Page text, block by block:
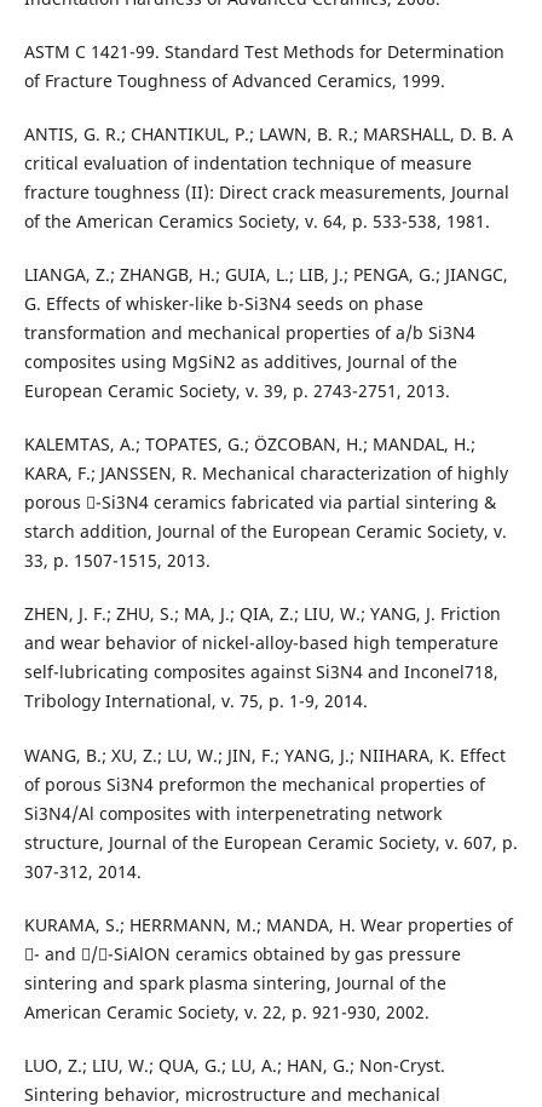
ASTM C 1421-99. Standard Test Methods for Determination
of Fracture Toughness of Advanced Ceramics, 1999.
ANTIS, G. R.; CHANTIKUL, P.; LAWN, B. R.; MARSHALL, D. B. A
critical evaluation of indentation technique of measure
fracture toughness (II): Direct crack measurements, Journal
of the American Ceramics Society, v. 64, p. 533-538, 1981.
LIANGA, Z.; ZHANGB, H.; GUIA, L.; LIB, J.; PENGA, G.; JIANGC,
G. Effects of whisker-like b-Si3N4 seeds on phase
transformation and mechanical properties of a/b Si3N4
composites using MgSiN2 as additives, Journal of the
European Ceramic Society, v. 39, p. 2743-2751, 2013.
KALEMTAS, A.; TOPATES, G.; ÖZCOBAN, H.; MANDAL, H.;
KARA, F.; JANSSEN, R. Mechanical characterization of highly
porous -Si3N4 ceramics fabricated via partial sintering &
starch addition, Journal of the European Ceramic Society, v.
33, p. 1507-1515, 2013.
ZHEN, J. F.; ZHU, S.; MA, J.; QIA, Z.; LIU, W.; YANG, J. Friction
and wear behavior of nickel-alloy-based high temperature
self-lubricating composites against Si3N4 and Inconel718,
Tribology International, v. 75, p. 1-9, 2014.
WANG, B.; XU, Z.; LU, W.; JIN, F.; YANG, J.; NIIHARA, K. Effect
of porous Si3N4 preformon the mechanical properties of
Si3N4/Al composites with interpenetrating network
structure, Journal of the European Ceramic Society, v. 607, p.
307-312, 2014.
KURAMA, S.; HERRMANN, M.; MANDA, H. Wear properties of
- and /-SiAlON ceramics obtained by gas pressure
sintering and spark plasma sintering, Journal of the
American Ceramic Society, v. 22, p. 921-930, 2002.
LUO, Z.; LIU, W.; QUA, G.; LU, A.; HAN, G.; Non-Cryst.
Sintering behavior, microstructure and mechanical